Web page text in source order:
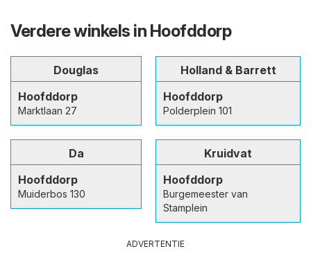
Verdere winkels in Hoofddorp
Douglas
Hoofddorp
Marktlaan 27
Holland & Barrett
Hoofddorp
Polderplein 101
Da
Hoofddorp
Muiderbos 130
Kruidvat
Hoofddorp
Burgemeester van
Stamplein
ADVERTENTIE